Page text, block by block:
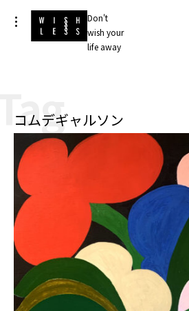
Skip
to
Don't
wish your
life away
toggle
open/close
sidebar
コムデギャルソン